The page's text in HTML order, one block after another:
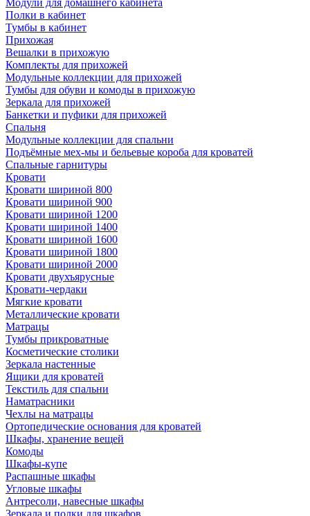
Модули для домашнего кабинета
Полки в кабинет
Тумбы в кабинет
Прихожая
Вешалки в прихожую
Комплекты для прихожей
Модульные коллекции для прихожей
Тумбы для обуви и комоды в прихожую
Зеркала для прихожей
Банкетки и пуфики для прихожей
Спальня
Модульные коллекции для спальни
Подъёмные мех-мы и бельевые короба для кроватей
Спальные гарнитуры
Кровати
Кровати шириной 800
Кровати шириной 900
Кровати шириной 1200
Кровати шириной 1400
Кровати шириной 1600
Кровати шириной 1800
Кровати шириной 2000
Кровати двухъярусные
Кровати-чердаки
Мягкие кровати
Металлические кровати
Матрацы
Тумбы прикроватные
Косметические столики
Зеркала настенные
Ящики для кроватей
Текстиль для спальни
Наматрасники
Чехлы на матрацы
Ортопедические основания для кроватей
Шкафы, хранение вещей
Комоды
Шкафы-купе
Распашные шкафы
Угловые шкафы
Антресоли, навесные шкафы
Зеркала и полки для шкафов